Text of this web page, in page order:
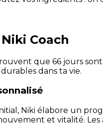
Coach
que 66 jours
dans ta vie.
Niki élabore un
et vitalité. Les